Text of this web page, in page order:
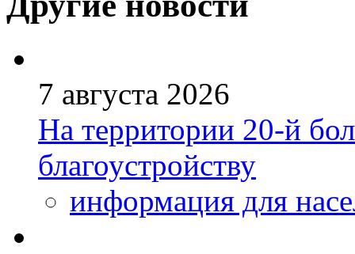
7 августа 2026
На территории 20-й
благоустройству
информация для